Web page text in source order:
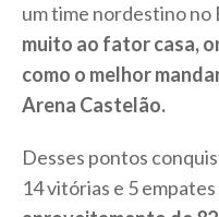
um time nordestino no
muito ao fator casa,
como o melhor
Arena Castelão.
Desses pontos
14 vitórias e 5